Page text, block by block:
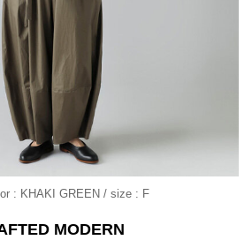
: KHAKI GREEN / size : F
MODERN